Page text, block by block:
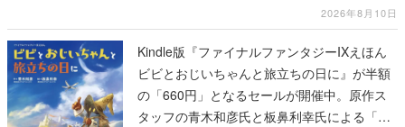
2026年8月10日
Kindle版『ファイナルファンタジーIXえほん
ビビとおじいちゃんと旅立ちの日に』が半額
の「660円」となるセールが開催中。原作ス
タッフの青木和彦氏と板鼻利幸氏による「ビ